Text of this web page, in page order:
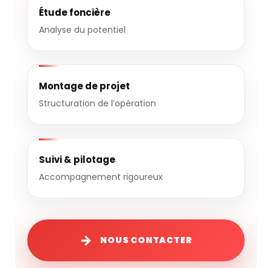
Étude foncière
Analyse du potentiel
Montage de projet
Structuration de l’opération
Suivi & pilotage
Accompagnement rigoureux
NOUS CONTACTER